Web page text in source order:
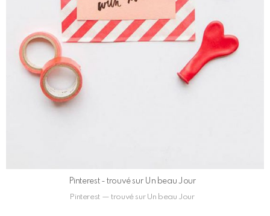
Pinterest - trouvé sur Un beau Jour
Pinterest — trouvé sur Un beau Jour